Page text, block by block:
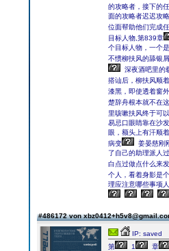
的攻略者，接下的
面的攻略者迟迟攻
位面帮助他们完成
目标人物,第839章
个目标人物，一个
不惯柳扶风的舔银
深夜酒吧里的
搭讪后，柳扶风顺
漆黑，即使透着窗
楚辞舟根本就不在
里咳嗽扶风终于可
易忌口眼睛靠在沙
眼，额头上有汗顺
病变
姜晏慈刚
了自己的助理派人
白点过做点什么来
个人，看着身影是
理应注意哪些事项
#486172 von
IP: saved
第
1
章